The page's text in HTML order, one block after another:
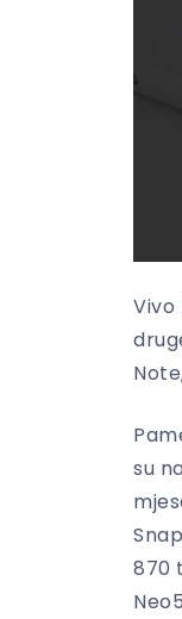
Vivo
su
870